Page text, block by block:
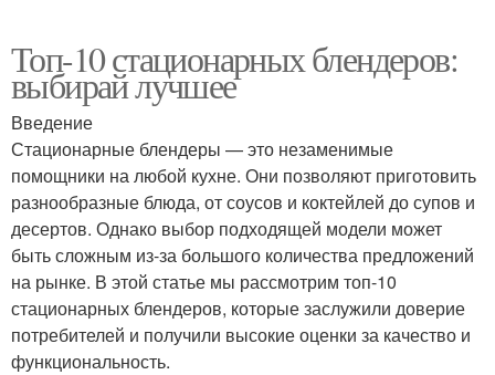
Топ-10 стационарных блендеров:
выбирай лучшее
Введение
Стационарные блендеры — это незаменимые
помощники на любой кухне. Они позволяют приготовить
разнообразные блюда, от соусов и коктейлей до супов и
десертов. Однако выбор подходящей модели может
быть сложным из-за большого количества предложений
на рынке. В этой статье мы рассмотрим топ-10
стационарных блендеров, которые заслужили доверие
потребителей и получили высокие оценки за качество и
функциональность.